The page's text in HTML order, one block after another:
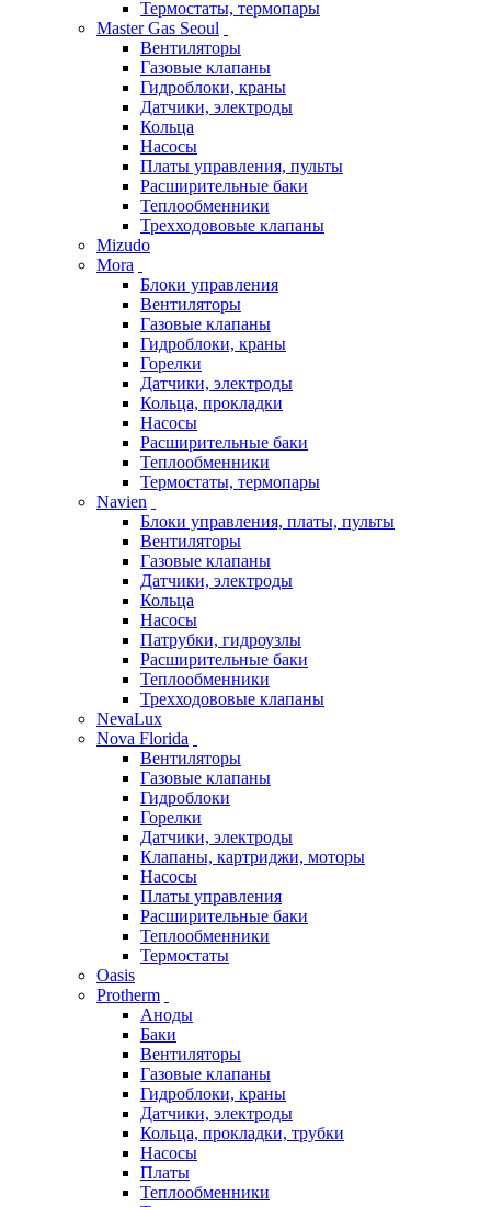
Термостаты, термопары
Master Gas Seoul
Вентиляторы
Газовые клапаны
Гидроблоки, краны
Датчики, электроды
Кольца
Насосы
Платы управления, пульты
Расширительные баки
Теплообменники
Трехходововые клапаны
Mizudo
Mora
Блоки управления
Вентиляторы
Газовые клапаны
Гидроблоки, краны
Горелки
Датчики, электроды
Кольца, прокладки
Насосы
Расширительные баки
Теплообменники
Термостаты, термопары
Navien
Блоки управления, платы, пульты
Вентиляторы
Газовые клапаны
Датчики, электроды
Кольца
Насосы
Патрубки, гидроузлы
Расширительные баки
Теплообменники
Трехходововые клапаны
NevaLux
Nova Florida
Вентиляторы
Газовые клапаны
Гидроблоки
Горелки
Датчики, электроды
Клапаны, картриджи, моторы
Насосы
Платы управления
Расширительные баки
Теплообменники
Термостаты
Oasis
Protherm
Аноды
Баки
Вентиляторы
Газовые клапаны
Гидроблоки, краны
Датчики, электроды
Кольца, прокладки, трубки
Насосы
Платы
Теплообменники